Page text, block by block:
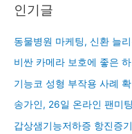
인기글
동물병원 마케팅, 신환 늘
비싼 카메라 보호에 좋은
기능코 성형 부작용 사례 확
송가인, 26일 온라인 팬미
갑상샘기능저하증 항진증